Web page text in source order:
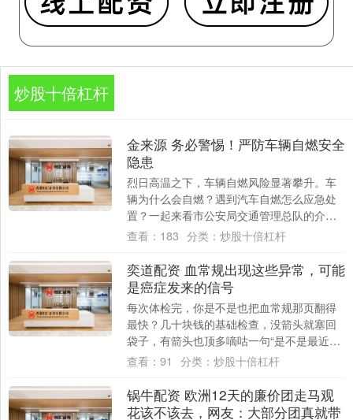
炒股十倍杠杆
金来源 务必警惕！严防车辆自燃安全
隐患
烈日高温之下，车辆自燃风险显著攀升。车
辆为什么会自燃？遇到汽车自燃怎么应急处
置？一起来看市公安局交通管理总队的介
绍。 车辆为什么会自燃？这几种情况要注
查看： 183 分类： 炒股十倍杠杆
奕道配资 血常规出现这些异常，可能
是癌症发来的信号
每次体检完，你是不是也把血常规那页翻得
最快？几十块钱的基础检查，没箭头就塞回
袋子，有箭头也顶多嘀咕一句“是不是最近感
冒了”“有点贫血而已”，转头就忘。 但你不
查看： 91 分类： 炒股十倍杠杆
锅牛配资 欧洲12天的廉价团走马观
花该不该去，网友：大部分团真就带